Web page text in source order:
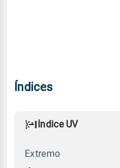
Índices
Índice UV
Extremo